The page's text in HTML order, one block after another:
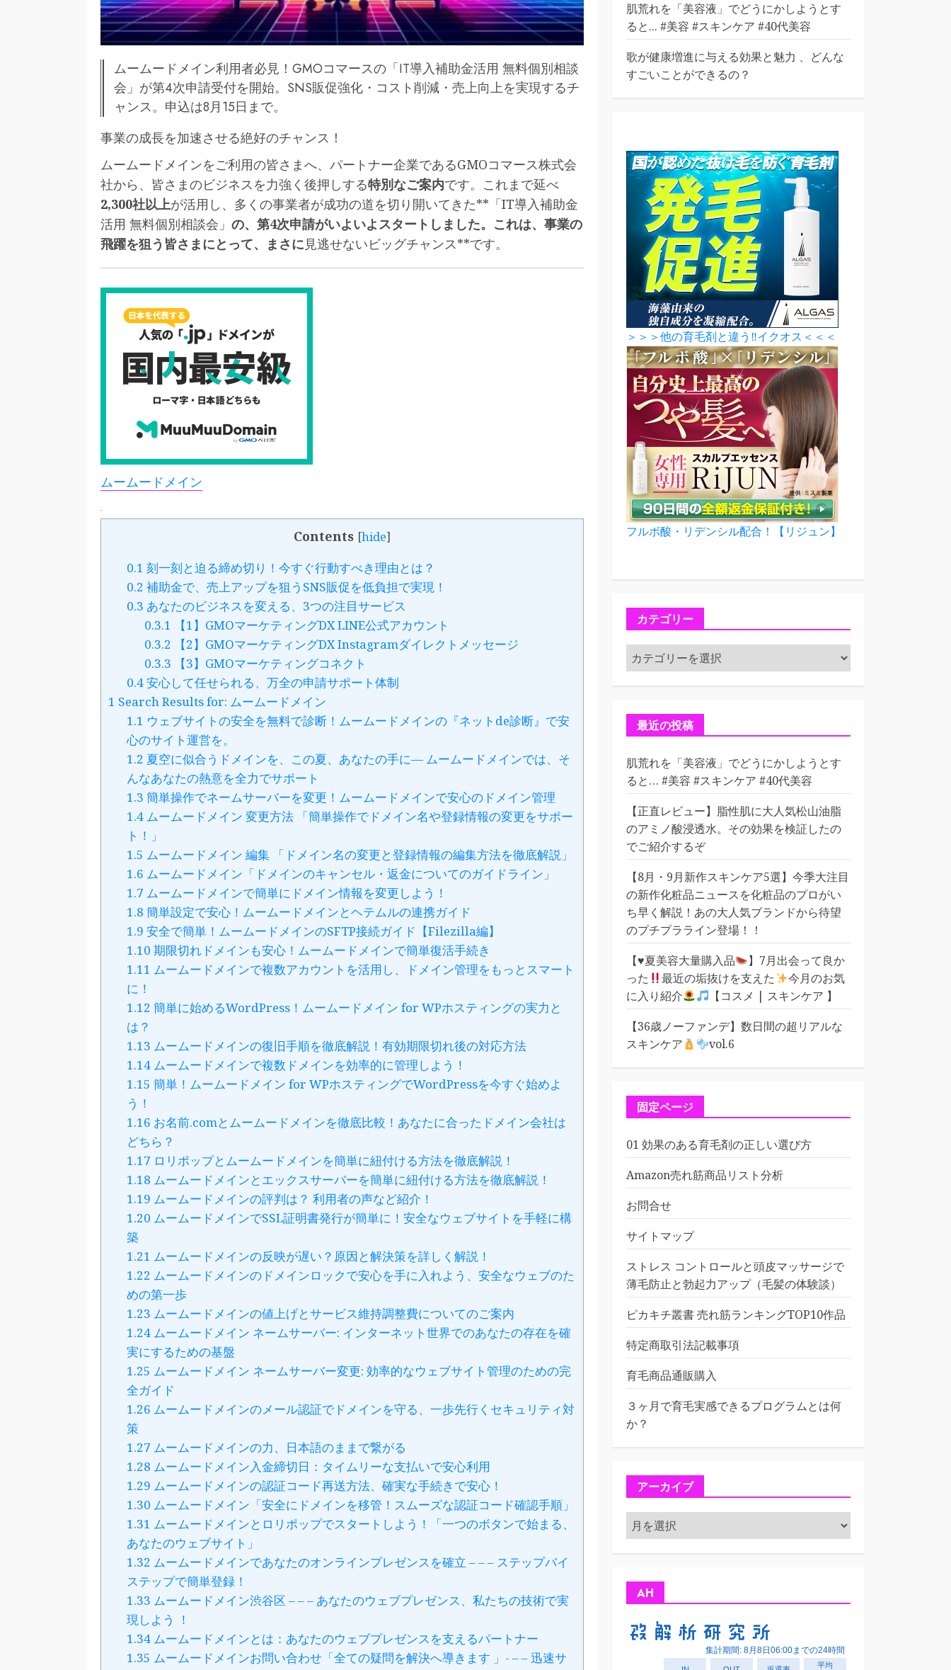
ムームードメイン利用者必見！GMOコマースの「IT導入補助金活用 無料個別相談
会」が第4次申請受付を開始。SNS販促強化・コスト削減・売上向上を実現するチ
ャンス。申込は8月15日まで。
事業の成長を加速させる絶好のチャンス！
ムームードメインをご利用の皆さまへ、パートナー企業であるGMOコマース株式会
社から、皆さまのビジネスを力強く後押しする特別なご案内です。これまで延べ
2,300社以上が活用し、多くの事業者が成功の道を切り開いてきた**「IT導入補助金
活用 無料個別相談会」 の、第4次申請がいよいよスタートしました。これは、事業の
飛躍を狙う皆さまにとって、まさに見逃せないビッグチャンス**です。
ムームードメイン
Contents [hide]
0.1 刻一刻と迫る締め切り！今すぐ行動すべき理由とは？
0.2 補助金で、売上アップを狙うSNS販促を低負担で実現！
0.3 あなたのビジネスを変える、3つの注目サービス
0.3.1 【1】GMOマーケティングDX LINE公式アカウント
0.3.2 【2】GMOマーケティングDX Instagramダイレクトメッセージ
0.3.3 【3】GMOマーケティングコネクト
0.4安心して任せられる、万全の申請サポート体制
1 Search Results for: ムームードメイン
1.1 ウェブサイトの安全を無料で診断！ムームードメインの『ネットde診断』で安
心のサイト運営を。
1.2 夏空に似合うドメインを、この夏、あなたの手に— ムームードメインでは、そ
んなあなたの熱意を全力でサポート
1.3 簡単操作でネームサーバーを変更！ムームードメインで安心のドメイン管理
1.4ムームードメイン 変更方法 「簡単操作でドメイン名や登録情報の変更をサポー
ト！」
1.5 ムームードメイン 編集 「ドメイン名の変更と登録情報の編集方法を徹底解説」
1.6 ムームードメイン「ドメインのキャンセル・返金についてのガイドライン」
1.7 ムームードメインで簡単にドメイン情報を変更しよう！
1.8 簡単設定で安心！ムームードメインとヘテムルの連携ガイド
1.9 安全で簡単！ムームードメインのSFTP接続ガイド【Filezilla編】
1.10 期限切れドメインも安心！ムームードメインで簡単復活手続き
1.11 ムームードメインで複数アカウントを活用し、ドメイン管理をもっとスマート
に！
1.12 簡単に始めるWordPress！ムームードメイン for WPホスティングの実力と
は？
1.13 ムームードメインの復旧手順を徹底解説！有効期限切れ後の対応方法
1.14ムームードメインで複数ドメインを効率的に管理しよう！
1.15 簡単！ムームードメイン for WPホスティングでWordPressを今すぐ始めよ
う！
1.16 お名前.comとムームードメインを徹底比較！あなたに合ったドメイン会社は
どちら？
1.17 ロリポップとムームードメインを簡単に紐付ける方法を徹底解説！
1.18 ムームードメインとエックスサーバーを簡単に紐付ける方法を徹底解説！
1.19 ムームードメインの評判は？ 利用者の声など紹介！
1.20 ムームードメインでSSL証明書発行が簡単に！安全なウェブサイトを手軽に構
築
1.21 ムームードメインの反映が遅い？原因と解決策を詳しく解説！
1.22 ムームードメインのドメインロックで安心を手に入れよう、安全なウェブのた
めの第一歩
1.23 ムームードメインの値上げとサービス維持調整費についてのご案内
1.24ムームードメイン ネームサーバー: インターネット世界でのあなたの存在を確
実にするための基盤
1.25 ムームードメイン ネームサーバー変更: 効率的なウェブサイト管理のための完
全ガイド
1.26 ムームードメインのメール認証でドメインを守る、一歩先行くセキュリティ対
策
1.27 ムームードメインの力、日本語のままで繋がる
1.28 ムームードメイン入金締切日：タイムリーな支払いで安心利用
1.29 ムームードメインの認証コード再送方法、確実な手続きで安心！
1.30 ムームードメイン「安全にドメインを移管！スムーズな認証コード確認手順」
1.31 ムームードメインとロリポップでスタートしよう！「一つのボタンで始まる、
あなたのウェブサイト」
1.32 ムームードメインであなたのオンラインプレゼンスを確立 – – – ステップバイ
ステップで簡単登録！
1.33 ムームードメイン渋谷区 – – – あなたのウェブプレゼンス、私たちの技術で実
現しよう ！
1.34ムームードメインとは：あなたのウェブプレゼンスを支えるパートナー
1.35 ムームードメインお問い合わせ「全ての疑問を解決へ導きます 」- – – 迅速サ
肌荒れを「美容液」でどうにかしようとす
ると... #美容 #スキンケア #40代美容
歌が健康増進に与える効果と魅力 、どんな
すごいことができるの？
＞＞＞他の育毛剤と違う‼イクオス＜＜＜
フルボ酸・リデンシル配合！【リジュン】
カテゴリー
カ
テ
ゴ
ー最近の投稿
肌荒れを「美容液」でどうにかしようとす
ると… #美容 #スキンケア #40代美容
【正直レビュー】脂性肌に大人気松山油脂
のアミノ酸浸透水。その効果を検証したの
でご紹介するぞ
【8月・9月新作スキンケア5選】今季大注目
の新作化粧品ニュースを化粧品のプロがい
ち早く解説！あの大人気ブランドから待望
のプチプラライン登場！！
【♥️夏美容大量購入品
】7月出会って良か
った
最近の垢抜けを支えた
今月のお気
に入り紹介
【コスメ | スキンケア 】
【36歳ノーファンデ】数日間の超リアルな
スキンケア
vol.6
固定ページ
01 効果のある育毛剤の正しい選び方
Amazon売れ筋商品リスト分析
お問合せ
サイトマップ
ストレス コントロールと頭皮マッサージで
薄毛防止と勃起力アップ（毛髪の体験談）
ピカキチ叢書 売れ筋ランキングTOP10作品
特定商取引法記載事項
育毛商品通販購入
３ヶ月で育毛実感できるプログラムとは何
か？
アーカイブ
ア
ー
カ
AH